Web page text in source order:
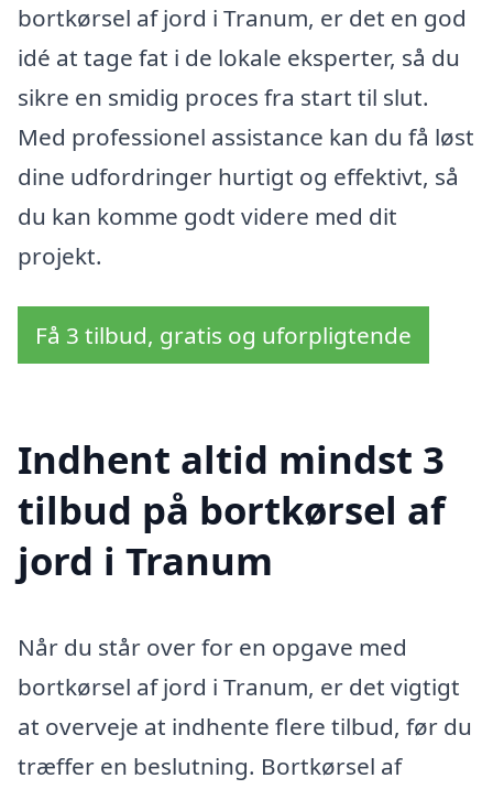
bortkørsel af jord i Tranum, er det en god
idé at tage fat i de lokale eksperter, så du
sikre en smidig proces fra start til slut.
Med professionel assistance kan du få løst
dine udfordringer hurtigt og effektivt, så
du kan komme godt videre med dit
projekt.
Få 3 tilbud, gratis og uforpligtende
Indhent altid mindst 3
tilbud på bortkørsel af
jord i Tranum
Når du står over for en opgave med
bortkørsel af jord i Tranum, er det vigtigt
at overveje at indhente flere tilbud, før du
træffer en beslutning. Bortkørsel af